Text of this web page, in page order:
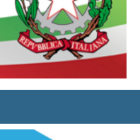
per l’anno scolastico
a seguito di